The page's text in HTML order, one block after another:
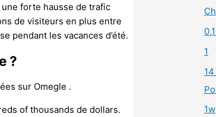
une forte hausse de trafic
de visiteurs en plus entre
pendant les vacances d’été.
?
sur Omegle .
of thousands de dollars.
1
1w